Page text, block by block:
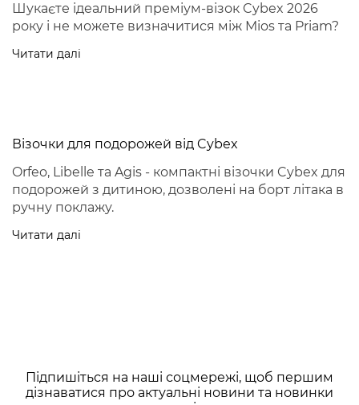
Шукаєте ідеальний преміум-візок Cybex 2026
року і не можете визначитися між Mios та Priam?
Читати далі
Візочки для подорожей від Cybex
Orfeo, Libelle та Agis - компактні візочки Cybex для
подорожей з дитиною, дозволені на борт літака в
ручну поклажу.
Читати далі
Підпишіться на наші соцмережі, щоб першим
дізнаватися про актуальні новини та новинки